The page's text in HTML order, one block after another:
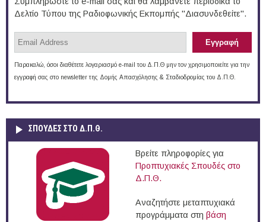
Δελτίο Τύπου της Ραδιοφωνικής Εκπομπής "Διασυνδεθείτε".
Παρακαλώ, όσοι διαθέτετε λογαριασμό e-mail του Δ.Π.Θ μην τον χρησιμοποιείτε για την
εγγραφή σας στο newsletter της Δομής Απασχόλησης & Σταδιοδρομίας του Δ.Π.Θ.
ΣΠΟΥΔΈΣ ΣΤΟ Δ.Π.Θ.
Βρείτε πληροφορίες για
Προπτυχιακές Σπουδές στο
Δ.Π.Θ.
Αναζητήστε μεταπτυχιακά
προγράμματα στη βάση